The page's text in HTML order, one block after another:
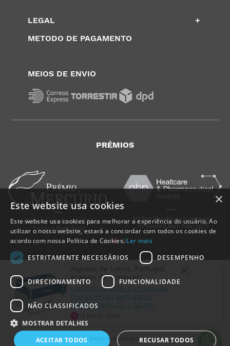
LEGAL
+
METODO DE PAGAMENTO
MEIOS DE ENVIO
PRÉMIOS
MedicalShop - Saúde e Bem-Estar
2011-2026 | Todos os direitos reservados
Desenvolvido por
acabou de comprar:
Ligadura Dupla-Camada de
Compressão sem Látex
UrgoK2 tam: 25 - 32 cm
×
Este website usa cookies
Este website usa cookies para melhorar a experiência do usuário. Ao
utilizar o nosso website, estará a concordar com todos os cookies de
acordo com nossa Política de Cookies. Ler mais
ESTRITAMENTE NECESSÁRIOS
DESEMPENHO
DIRECIONAMENTO FUNCIONALIDADE
NÃO CLASSIFICADOS
MOSTRAR DETALHES
ACEITAR TODOS
RECUSAR TODOS